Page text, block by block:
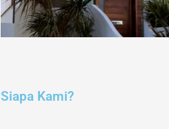
Siapa Kami?